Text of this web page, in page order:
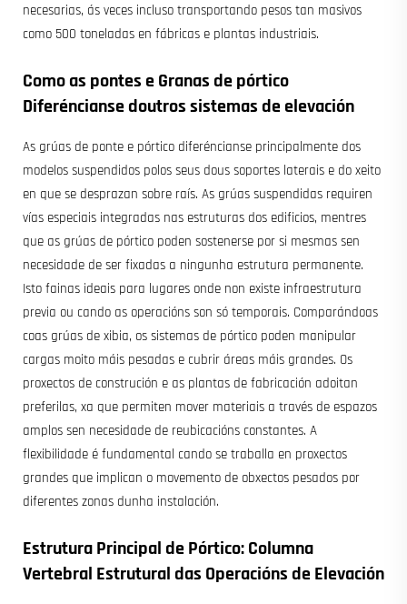
necesarias, ás veces incluso transportando pesos tan masivos
como 500 toneladas en fábricas e plantas industriais.
Como as pontes e Granas de pórtico
Diferéncianse doutros sistemas de elevación
As grúas de ponte e pórtico diferéncianse principalmente dos
modelos suspendidos polos seus dous soportes laterais e do xeito
en que se desprazan sobre raís. As grúas suspendidas requiren
vías especiais integradas nas estruturas dos edificios, mentres
que as grúas de pórtico poden sostenerse por si mesmas sen
necesidade de ser fixadas a ningunha estrutura permanente.
Isto fainas ideais para lugares onde non existe infraestrutura
previa ou cando as operacións son só temporais. Comparándoas
coas grúas de xibia, os sistemas de pórtico poden manipular
cargas moito máis pesadas e cubrir áreas máis grandes. Os
proxectos de construción e as plantas de fabricación adoitan
preferilas, xa que permiten mover materiais a través de espazos
amplos sen necesidade de reubicacións constantes. A
flexibilidade é fundamental cando se traballa en proxectos
grandes que implican o movemento de obxectos pesados por
diferentes zonas dunha instalación.
Estrutura Principal de Pórtico: Columna
Vertebral Estrutural das Operacións de Elevación